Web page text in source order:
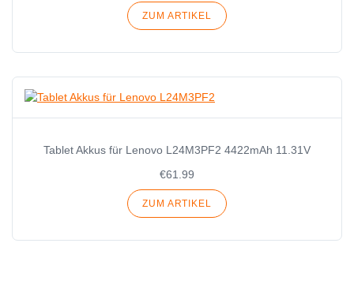
ZUM ARTIKEL
Tablet Akkus für Lenovo L24M3PF2 4422mAh 11.31V
€61.99
ZUM ARTIKEL